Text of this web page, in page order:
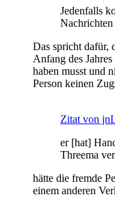
Jedenfalls
Nachrichten
Das spricht dafür,
Anfang des
haben musst und
Person keinen
Zitat von
er [hat]
Threema
hätte die fremde
einem anderen